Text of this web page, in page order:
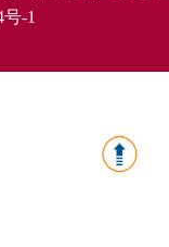
-1